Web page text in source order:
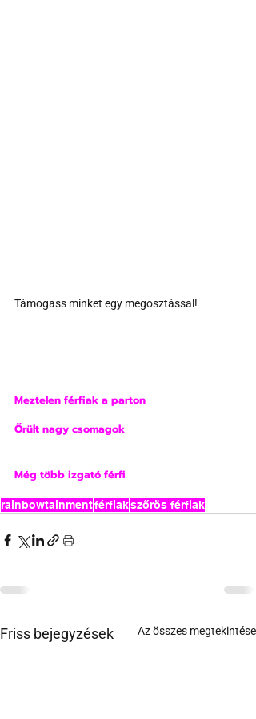
Támogass minket egy megosztással!
Meztelen férfiak a parton
Őrült nagy csomagok
Még több izgató férfi
rainbowtainmentférfiakszőrös férfiak
Friss bejegyzések Az összes megtekintése